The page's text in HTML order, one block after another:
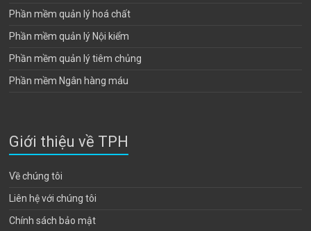
Phần mềm quản lý hoá chất
Phần mềm quản lý Nội kiểm
Phần mềm quản lý tiêm chủng
Phần mềm Ngân hàng máu
Giới thiệu về TPH
Về chúng tôi
Liên hệ với chúng tôi
Chính sách bảo mật